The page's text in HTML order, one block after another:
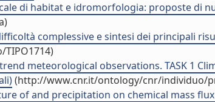
di habitat e idromorfologia: proposte di
complessive e sintesi dei principali
meteorological observations. TASK 1
(http://www.cnr.it/ontology/cnr/individuo/
of and precipitation on chemical mass